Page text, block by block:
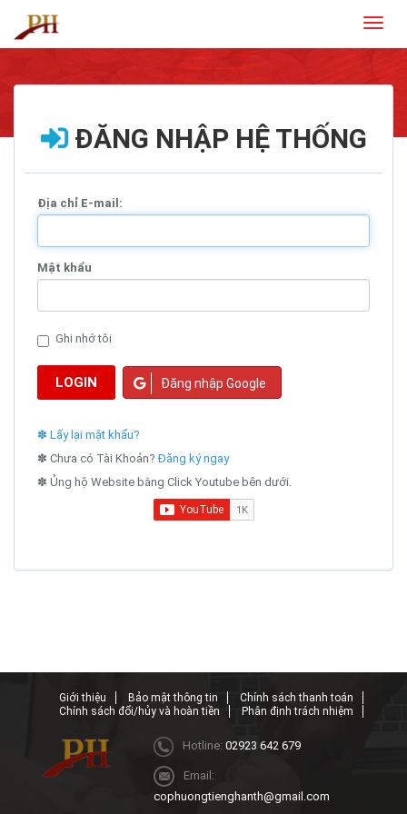
ĐĂNG NHẬP HỆ THỐNG
Địa chỉ E-mail:
Mật khẩu
Ghi nhớ tôi
LOGIN Đăng nhập Google
✽ Lấy lại mật khẩu?
✽ Chưa có Tài Khoản?Đăng ký ngay
✽ Ủng hộ Website bằng Click Youtube bên dưới.
Giới thiệu Bảo mật thông tin
Chính sách thanh toán
Chính sách đổi/hủy và hoàn tiền
Phân định trách nhiệm
Hotline: 02923 642 679
Email:
cophuongtienghanth@gmail.com